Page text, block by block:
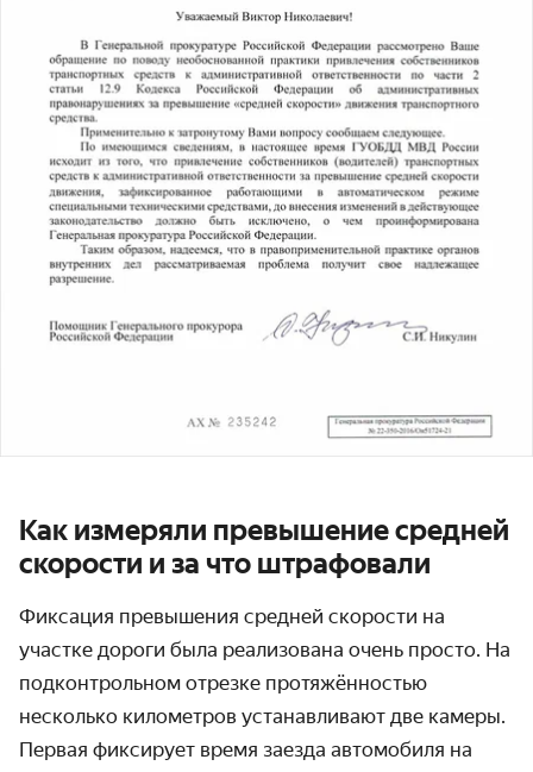
Как измеряли превышение средней
скорости и за что штрафовали
Фиксация превышения средней скорости на
участке дороги была реализована очень просто. На
подконтрольном отрезке протяжён­ностью
несколько километров устанавливают две камеры.
Первая фиксирует время заезда автомобиля на